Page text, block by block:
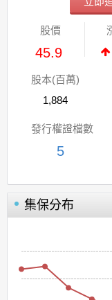
股價
45.9
股本(百萬)
1,884
發行權證檔數
5
集保分布